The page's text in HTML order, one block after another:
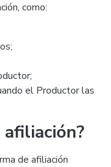
como:
el Productor las
de afiliación